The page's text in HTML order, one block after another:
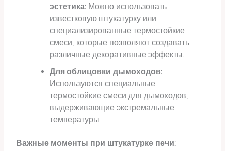
эстетика:Можно использовать
известковую штукатурку или
специализированные термостойкие
смеси, которые позволяют создавать
различные декоративные эффекты.
Для облицовки дымоходов:
Используются специальные
термостойкие смеси для дымоходов,
выдерживающие экстремальные
температуры.
Важные моменты при штукатурке печи: